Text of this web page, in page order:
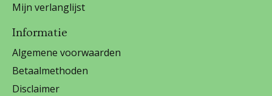
Mijn verlanglijst
Informatie
Algemene voorwaarden
Betaalmethoden
Disclaimer